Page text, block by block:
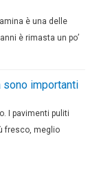
è una delle
è rimasta un po’
sono importanti
I pavimenti puliti
fresco, meglio